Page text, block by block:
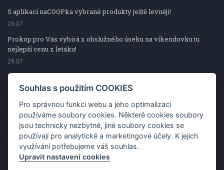
S aplikací naCOOPka vybrané produkty ještě levněji!
29.07
Prokop pro Vás vybírá z obslužného úseku na víkendovku tu
nejlepší cenu z letáku!
29.07
Prokop pro Vás vybírá z obslužného úseku na víkendovku tu
nejlepší cenu z letáku!
Kup špekáčky od Váhaly a vyhraj s naCOOPkou sekerku Fiskars
29.07
Prokop pro Vás vybírá na víkendovku ty nejlepší ceny z letáku!
29.07
Souhlas s použitím COOKIES
Pro správnou funkci webu a jeho optimalizaci
používáme soubory cookies. Některé cookies soubory
jsou technicky nezbytné, jiné soubory cookies se
používají pro analytické a marketingové účely. K jejich
využívání potřebujeme váš souhlas.
Upravit nastavení cookies